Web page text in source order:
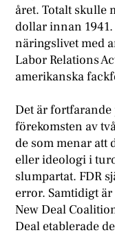
året. Totalt skulle
dollar innan
näringslivet med
Labor Relations
amerikanska
Det är
förekomsten av
de som menar att
eller ideologi i
slumpartat. FDR
error. Samtidigt
New Deal
Deal etablerade